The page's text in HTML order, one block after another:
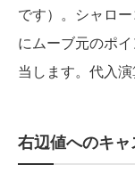
です）。シャロ
にムーブ元のポ
当します。代入演
右辺値へのキャ